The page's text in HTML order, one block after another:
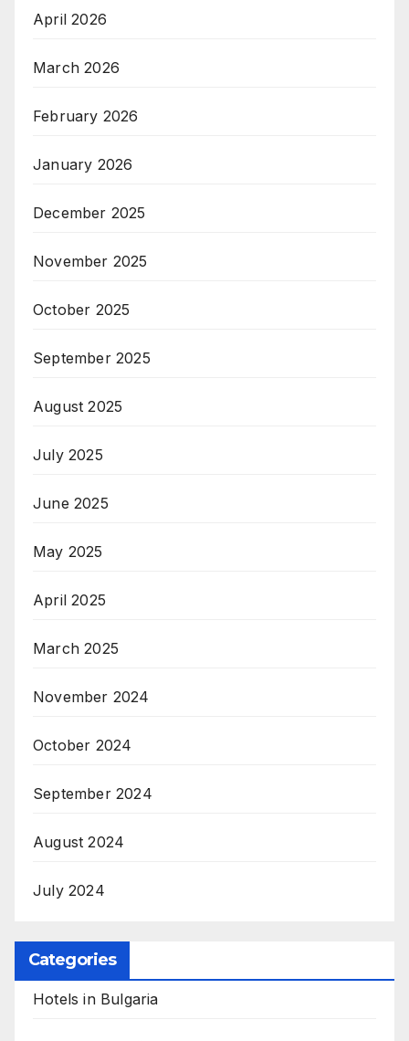
April 2026
March 2026
February 2026
January 2026
December 2025
November 2025
October 2025
September 2025
August 2025
July 2025
June 2025
May 2025
April 2025
March 2025
November 2024
October 2024
September 2024
August 2024
July 2024
Categories
Hotels in Bulgaria